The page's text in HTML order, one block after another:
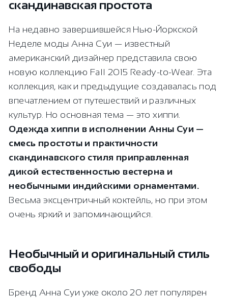
скандинавская простота
На недавно завершившейся Нью-Йоркской
Неделе моды Анна Суи — известный
американский дизайнер представила свою
новую коллекцию Fall 2015 Ready-to-Wear. Эта
коллекция, как и предыдущие создавалась под
впечатлением от путешествий и различных
культур. Но основная тема — это хиппи.
Одежда хиппи в исполнении Анны Суи —
смесь простоты и практичности
скандинавского стиля приправленная
дикой естественностью вестерна и
необычными индийскими орнаментами.
Весьма эксцентричный коктейль, но при этом
очень яркий и запоминающийся.
Необычный и оригинальный стиль
свободы
Бренд Анна Суи уже около 20 лет популярен